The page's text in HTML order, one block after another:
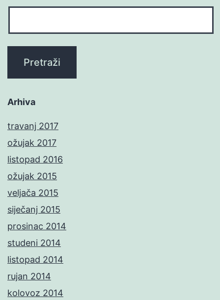
Arhiva
travanj 2017
ožujak 2017
listopad 2016
ožujak 2015
veljača 2015
siječanj 2015
prosinac 2014
studeni 2014
listopad 2014
rujan 2014
kolovoz 2014